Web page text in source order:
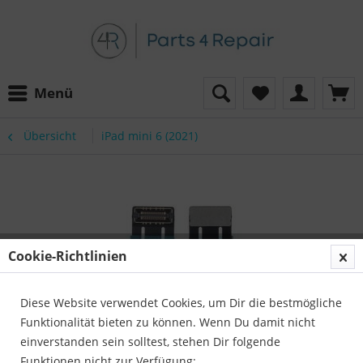
Menü
Übersicht iPad mini 6 (2021)
Cookie-Richtlinien
Diese Website verwendet Cookies, um Dir die bestmögliche
Funktionalität bieten zu können. Wenn Du damit nicht
einverstanden sein solltest, stehen Dir folgende